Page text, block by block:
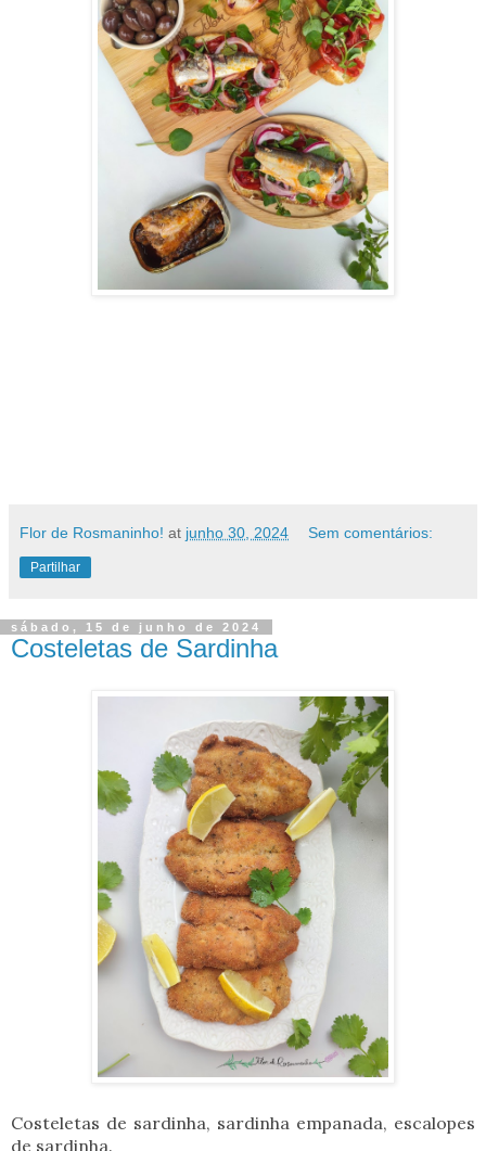
Flor de Rosmaninho! at junho 30, 2024 Sem comentários:
Partilhar
sábado, 15 de junho de 2024
Costeletas de Sardinha
Costeletas de sardinha, sardinha empanada, escalopes
de sardinha.